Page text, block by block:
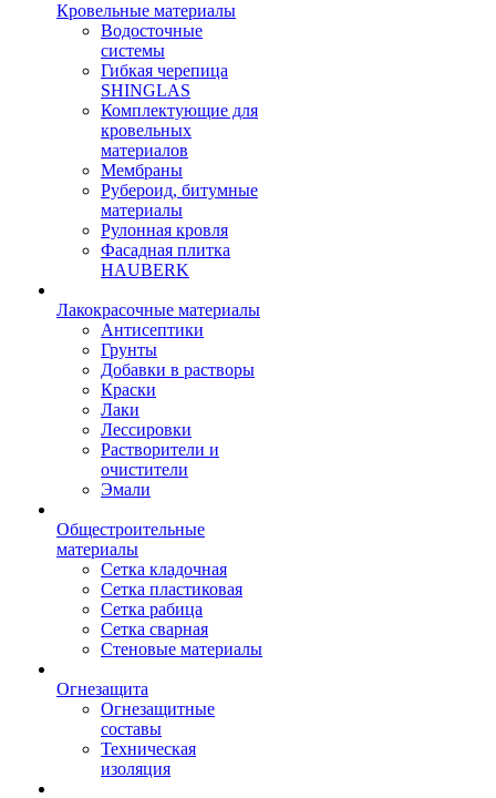
Кровельные материалы
Водосточные
системы
Гибкая черепица
SHINGLAS
Комплектующие для
кровельных
материалов
Мембраны
Рубероид, битумные
материалы
Рулонная кровля
Фасадная плитка
HAUBERK
Лакокрасочные материалы
Антисептики
Грунты
Добавки в растворы
Краски
Лаки
Лессировки
Растворители и
очистители
Эмали
Общестроительные
материалы
Сетка кладочная
Сетка пластиковая
Сетка рабица
Сетка сварная
Стеновые материалы
Огнезащита
Огнезащитные
составы
Техническая
изоляция